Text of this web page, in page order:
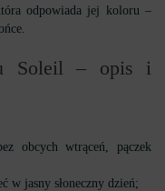
odpowiada jej koloru –
Soleil – opis i
obcych wtrąceń, pączek
w jasny słoneczny dzień;